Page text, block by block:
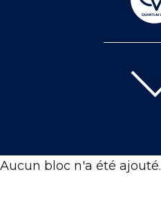
Aucun bloc n'a été ajouté.